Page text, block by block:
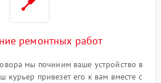
ремонтных работ
мы починим ваше устройство в
курьер привезет его к вам вместе с